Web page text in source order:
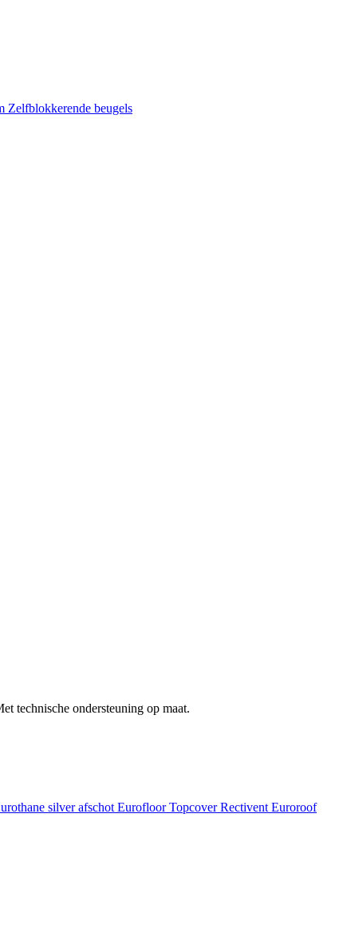
Zelfblokkerende beugels
technische ondersteuning op maat.
silver afschot EurofloorTopcoverRectivent Euroroof